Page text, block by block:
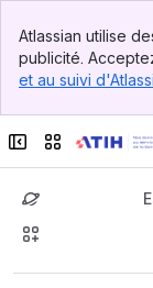
Banner
Top Bar
Sidebar
Atlassian utilise
publicité.
et au suivi
Réduire la barre
Changer de